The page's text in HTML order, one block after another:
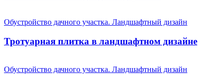
Обустройство дачного участка. Ландшафтный дизайн
Тротуарная плитка в ландшафтном дизайне
Обустройство дачного участка. Ландшафтный дизайн